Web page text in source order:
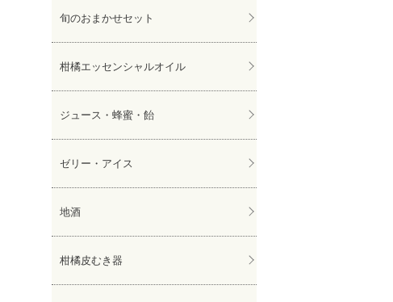
旬のおまかせセット
柑橘エッセンシャルオイル
ジュース・蜂蜜・飴
ゼリー・アイス
地酒
柑橘皮むき器